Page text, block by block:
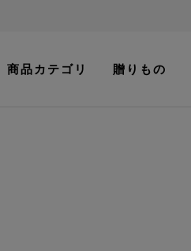
商品カテゴリ 贈りもの